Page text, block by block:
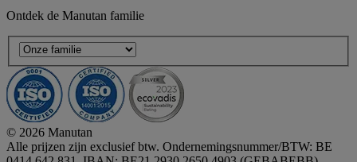
Ontdek de Manutan familie
© 2026 Manutan
Alle prijzen zijn exclusief btw. Ondernemingsnummer/BTW: BE